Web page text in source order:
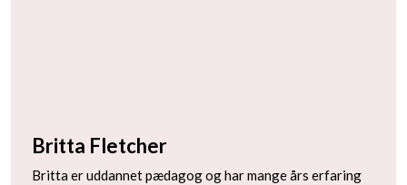
Britta Fletcher
Britta er uddannet pædagog og har mange års erfaring